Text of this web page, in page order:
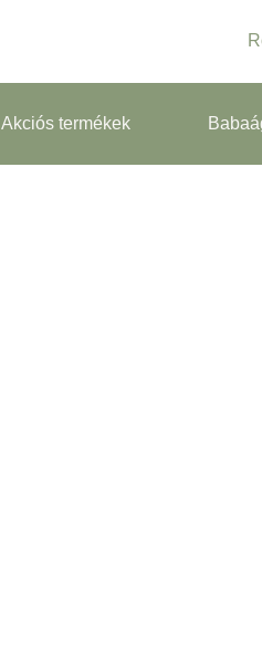
Akciós termékek